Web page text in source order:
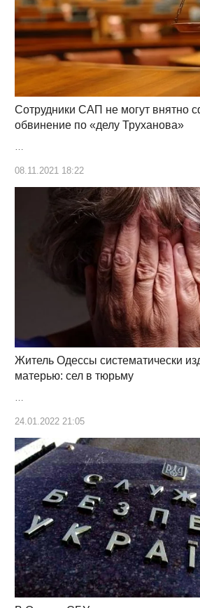
Сотрудники САП не могут внятно
обвинение по «делу Труханова»
…
08.11.2021 18:22
Житель Одессы систематически
матерью: сел в тюрьму
24.01.2022 21:05